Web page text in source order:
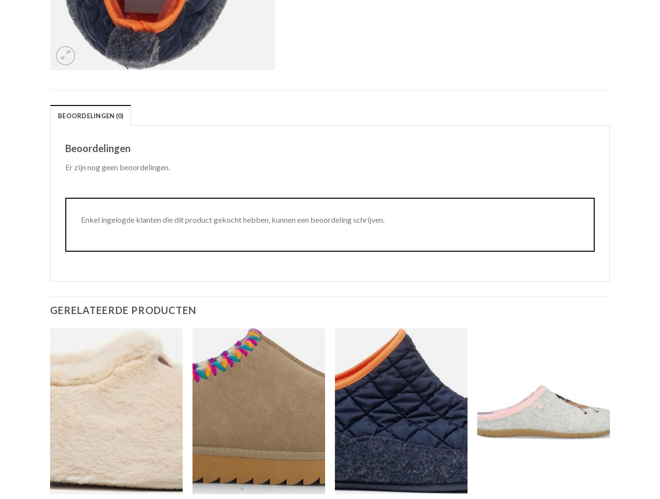
BEOORDELINGEN (0)
Beoordelingen
Er zijn nog geen beoordelingen.
Enkel ingelogde klanten die dit product gekocht hebben, kunnen een beoordeling schrijven.
GERELATEERDE PRODUCTEN